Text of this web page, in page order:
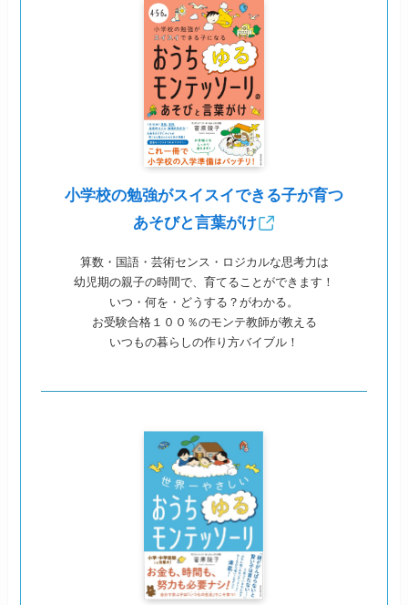
小学校の勉強がスイスイできる子が育つ
あそびと言葉がけ
算数・国語・芸術センス・ロジカルな思考力は
幼児期の親子の時間で、育てることができます！
いつ・何を・どうする？がわかる。
お受験合格１００％のモンテ教師が教える
いつもの暮らしの作り方バイブル！